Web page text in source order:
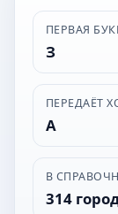
ПЕРВАЯ
З
ПЕРЕДАЁТ
А
В
314